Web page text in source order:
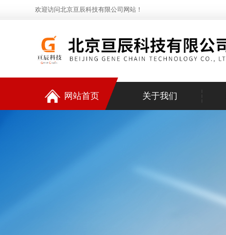
欢迎访问北京亘辰科技有限公司网站！
网站首页 关于我们